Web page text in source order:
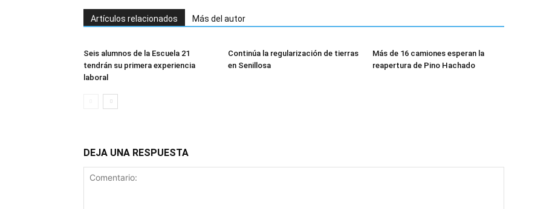
Artículos relacionados Más del autor
Seis alumnos de la Escuela 21
tendrán su primera experiencia
laboral
Continúa la regularización de tierras
en Senillosa
Más de 16 camiones esperan la
reapertura de Pino Hachado
DEJA UNA RESPUESTA